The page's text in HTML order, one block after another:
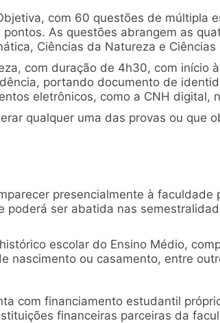
com 60 questões de múltipla
As questões abrangem as
Ciências da Natureza e Ciências
com duração de 4h30, com início
portando documento de
eletrônicos, como a CNH digital,
qualquer uma das provas ou que
presencialmente à faculdade
ser abatida nas
escolar do Ensino Médio,
nascimento ou casamento, entre
com financiamento estudantil
financeiras parceiras da